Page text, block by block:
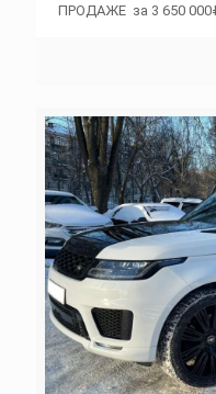
ПРОДАЖЕ за 3 650